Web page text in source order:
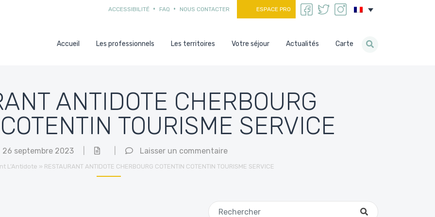
ACCESSIBILITÉ FAQ NOUS CONTACTER ESPACE PRO
Accueil Les professionnels Les territoires Votre séjour Actualités Carte
ANTIDOTE CHERBOURG
TOURISME SERVICE
26 septembre 2023 Laisser un commentaire
L’Antidote » RESTAURANT ANTIDOTE CHERBOURG COTENTIN COTENTIN TOURISME SERVICE